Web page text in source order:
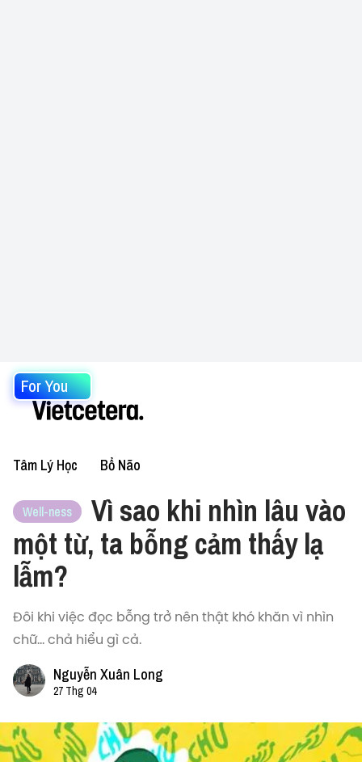
For You
Tâm Lý Học Bổ Não
Well-ness
Vì sao khi nhìn lâu vào
một từ, ta bỗng cảm thấy lạ
lẫm?
Đôi khi việc đọc bỗng trở nên thật khó khăn vì nhìn
chữ... chả hiểu gì cả.
Nguyễn Xuân Long
27 Thg 04